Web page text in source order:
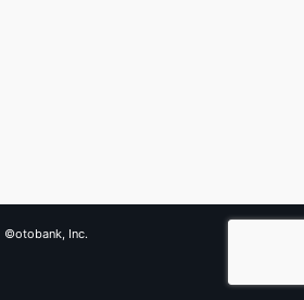
©otobank, Inc.